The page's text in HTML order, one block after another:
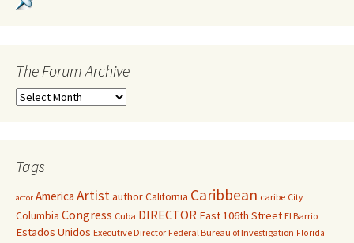
The Forum Archive
Tags
actor America ArtistauthorCalifornia Caribbean caribe City
Columbia Congress Cuba DIRECTOR East 106th Street El Barrio
Estados Unidos Executive Director Federal Bureau of Investigation Florida